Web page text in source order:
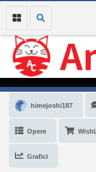
himejoshi187
Opere
Grafici